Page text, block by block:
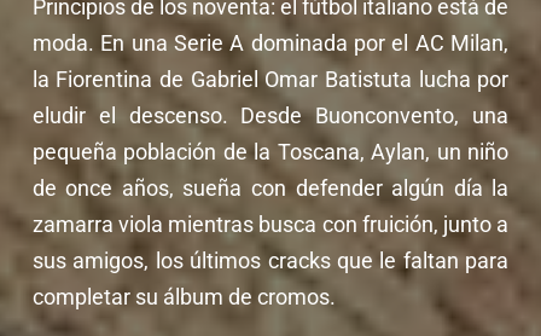
Principios de los noventa: el fútbol italiano está de
moda. En una Serie A dominada por el AC Milan,
la Fiorentina de Gabriel Omar Batistuta lucha por
eludir el descenso. Desde Buonconvento, una
pequeña población de la Toscana, Aylan, un niño
de once años, sueña con defender algún día la
zamarra viola mientras busca con fruición, junto a
sus amigos, los últimos cracks que le faltan para
completar su álbum de cromos.